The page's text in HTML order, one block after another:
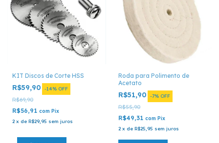
KIT Discos de Corte HSS
R$59,90 -14% OFF
R$69,90
R$56,91 com Pix
2 x de R$29,95 sem juros
Roda para Polimento de
Acetato
R$51,90 -7% OFF
R$55,90
R$49,31 com Pix
2 x de R$25,95 sem juros